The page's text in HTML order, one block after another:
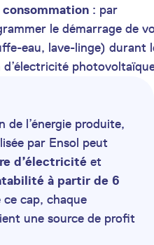
: par
le démarrage de
eau, lave-linge) durant
de l’énergie produite,
par Ensol peut
d’électricité et
à partir de 6
ce cap, chaque
une source de profit